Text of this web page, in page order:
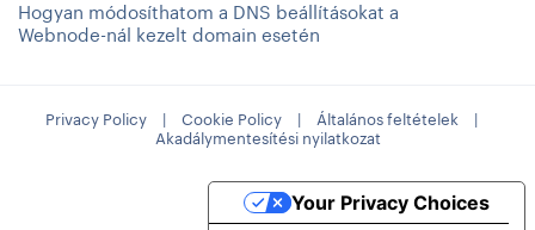
Hogyan módosíthatom a DNS beállításokat a
Webnode-nál kezelt domain esetén
Privacy Policy | Cookie Policy | Általános feltételek
|
Akadálymentesítési nyilatkozat
Your Privacy Choices